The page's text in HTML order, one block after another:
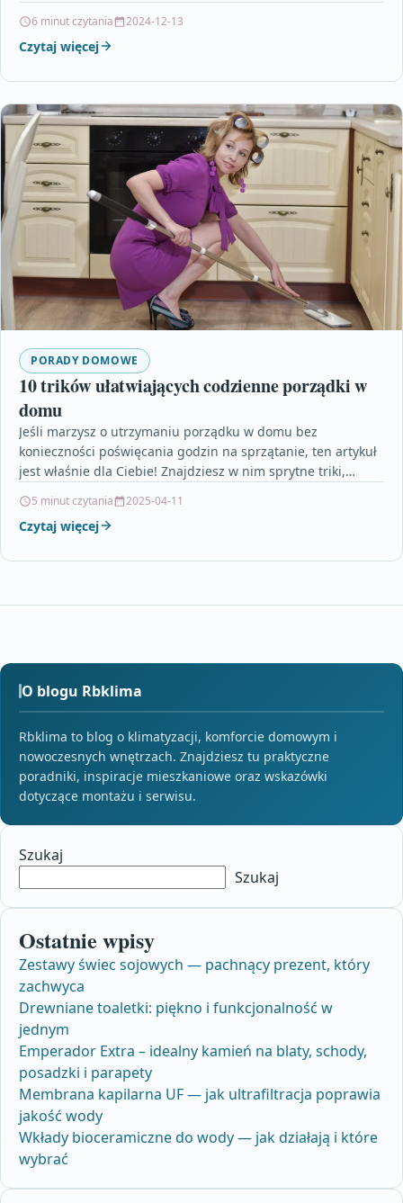
6 minut czytania 2024-12-13
Czytaj więcej
PORADY DOMOWE
10 trików ułatwiających codzienne porządki w
domu
Jeśli marzysz o utrzymaniu porządku w domu bez
konieczności poświęcania godzin na sprzątanie, ten artykuł
jest właśnie dla Ciebie! Znajdziesz w nim sprytne triki,…
5 minut czytania 2025-04-11
Czytaj więcej
O blogu Rbklima
Rbklima to blog o klimatyzacji, komforcie domowym i
nowoczesnych wnętrzach. Znajdziesz tu praktyczne
poradniki, inspiracje mieszkaniowe oraz wskazówki
dotyczące montażu i serwisu.
Szukaj
Szukaj
Ostatnie wpisy
Zestawy świec sojowych — pachnący prezent, który
zachwyca
Drewniane toaletki: piękno i funkcjonalność w
jednym
Emperador Extra – idealny kamień na blaty, schody,
posadzki i parapety
Membrana kapilarna UF — jak ultrafiltracja poprawia
jakość wody
Wkłady bioceramiczne do wody — jak działają i które
wybrać